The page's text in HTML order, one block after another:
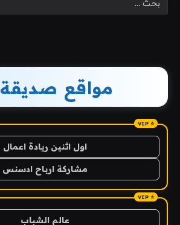
مواقع صديقة
اول اثنين ريادة اعمال
مشاركة ارباح ادسنس
عالم الشباب